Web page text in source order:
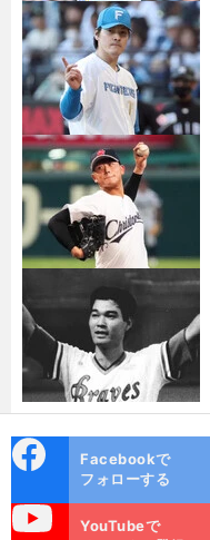
ok
Facebookで
フォローする
YouTubeで